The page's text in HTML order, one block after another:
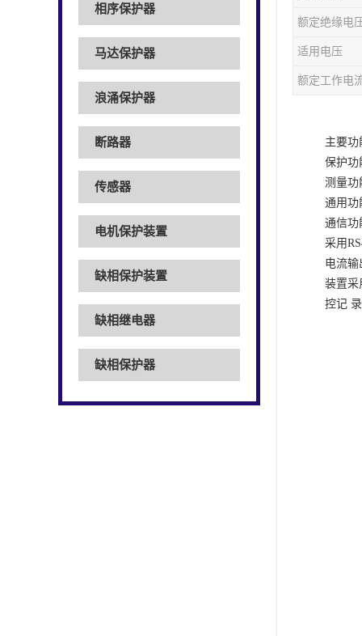
相序保护器
马达保护器
浪涌保护器
断路器
传感器
电机保护装置
缺相保护装置
缺相继电器
缺相保护器
额定绝缘电
适用电压
额定工作电
主要功
保护功
测量功
通用功
通信功
采用
电流输
装置采
控记